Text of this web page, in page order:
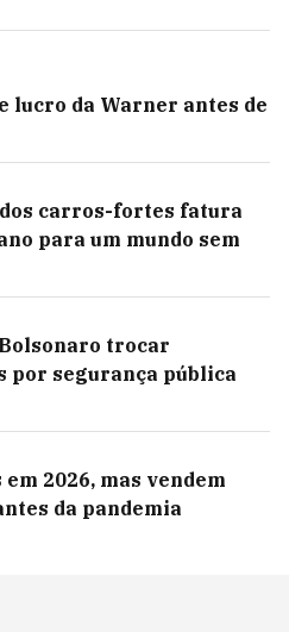
lucro da Warner antes de
carros-fortes fatura
para um mundo sem
trocar
por segurança pública
2026, mas vendem
da pandemia